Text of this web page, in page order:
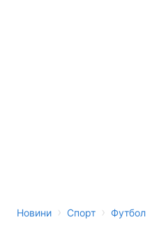
Новини › Спорт › Футбол